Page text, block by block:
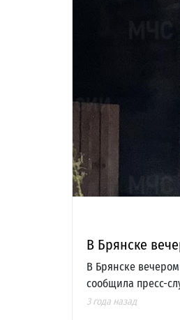
В Брянске
В Брянске
сообщила пресс-
3 года назад